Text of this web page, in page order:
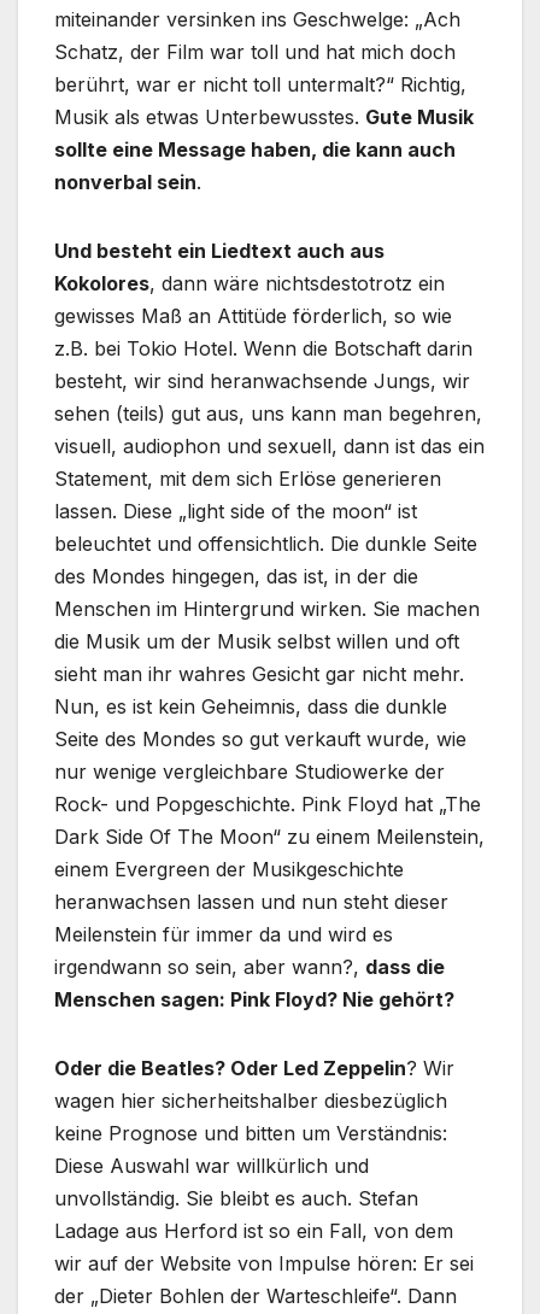
miteinander versinken ins Geschwelge: „Ach
Schatz, der Film war toll und hat mich doch
berührt, war er nicht toll untermalt?“ Richtig,
Musik als etwas Unterbewusstes. Gute Musik
sollte eine Message haben, die kann auch
nonverbal sein.
Und besteht ein Liedtext auch aus
Kokolores, dann wäre nichtsdestotrotz ein
gewisses Maß an Attitüde förderlich, so wie
z.B. bei Tokio Hotel. Wenn die Botschaft darin
besteht, wir sind heranwachsende Jungs, wir
sehen (teils) gut aus, uns kann man begehren,
visuell, audiophon und sexuell, dann ist das ein
Statement, mit dem sich Erlöse generieren
lassen. Diese „light side of the moon“ ist
beleuchtet und offensichtlich. Die dunkle Seite
des Mondes hingegen, das ist, in der die
Menschen im Hintergrund wirken. Sie machen
die Musik um der Musik selbst willen und oft
sieht man ihr wahres Gesicht gar nicht mehr.
Nun, es ist kein Geheimnis, dass die dunkle
Seite des Mondes so gut verkauft wurde, wie
nur wenige vergleichbare Studiowerke der
Rock- und Popgeschichte. Pink Floyd hat „The
Dark Side Of The Moon“ zu einem Meilenstein,
einem Evergreen der Musikgeschichte
heranwachsen lassen und nun steht dieser
Meilenstein für immer da und wird es
irgendwann so sein, aber wann?, dass die
Menschen sagen: Pink Floyd? Nie gehört?
Oder die Beatles? Oder Led Zeppelin? Wir
wagen hier sicherheitshalber diesbezüglich
keine Prognose und bitten um Verständnis:
Diese Auswahl war willkürlich und
unvollständig. Sie bleibt es auch. Stefan
Ladage aus Herford ist so ein Fall, von dem
wir auf der Website von Impulse hören: Er sei
der „Dieter Bohlen der Warteschleife“. Dann